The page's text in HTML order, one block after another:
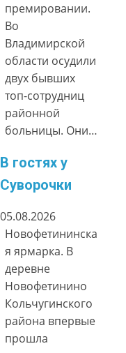
премировании.
Во
Владимирской
области осудили
двух бывших
топ-сотрудниц
районной
больницы. Они…
В гостях у
Суворочки
05.08.2026
Новофетининска
я ярмарка. В
деревне
Новофетинино
Кольчугинского
района впервые
прошла